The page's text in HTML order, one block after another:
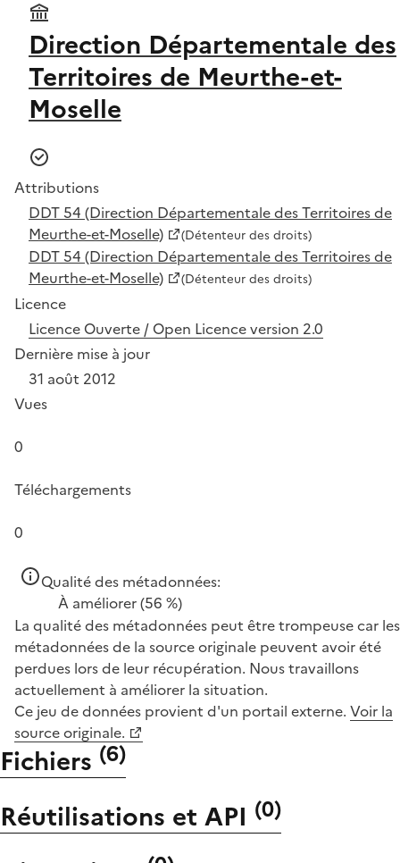
Direction Départementale des
Territoires de Meurthe-et-
Moselle
Attributions
DDT 54 (Direction Départementale des Territoires de
Meurthe-et-Moselle)
(Détenteur des droits)
DDT 54 (Direction Départementale des Territoires de
Meurthe-et-Moselle)
(Détenteur des droits)
Licence
Licence Ouverte / Open Licence version 2.0
Dernière mise à jour
31 août 2012
Vues
0
Téléchargements
0
Qualité des métadonnées:
À améliorer(56 %)
La qualité des métadonnées peut être trompeuse car les
métadonnées de la source originale peuvent avoir été
perdues lors de leur récupération. Nous travaillons
actuellement à améliorer la situation.
Ce jeu de données provient d'un portail externe. Voir la
source originale.
Fichiers (6)
Réutilisations et API (0)